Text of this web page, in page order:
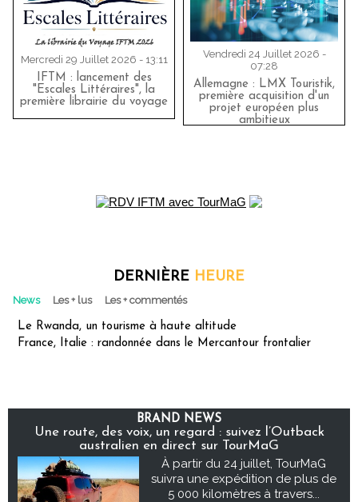
Mercredi 29 Juillet 2026 - 13:11
IFTM : lancement des
"Escales Littéraires", la
première librairie du voyage
Vendredi 24 Juillet 2026 -
07:28
Allemagne : LMX Touristik,
première acquisition d'un
projet européen plus
ambitieux
DERNIÈRE HEURE
News Les + lus Les + commentés
Le Rwanda, un tourisme à haute altitude
France, Italie : randonnée dans le Mercantour frontalier
BRAND NEWS
Une route, des voix, un regard : suivez l’Outback
australien en direct sur TourMaG
À partir du 24 juillet, TourMaG
suivra une expédition de plus de
5 000 kilomètres à travers...